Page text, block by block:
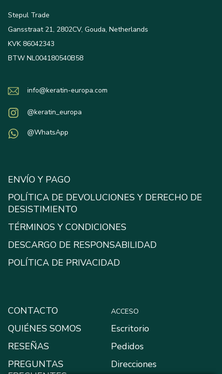
Stepul Trade
Gansstraat 21, 2802CV, Gouda, Netherlands
KVK 86042343
BTW NL004180540B58
info@keratin-europa.com
@keratin_europa
@WhatsApp
ENVÍO Y PAGO
POLÍTICA DE DEVOLUCIONES Y DERECHO DE
DESISTIMIENTO
TÉRMINOS Y CONDICIONES
DESCARGO DE RESPONSABILIDAD
POLÍTICA DE PRIVACIDAD
CONTACTO
QUIÉNES SOMOS
RESEÑAS
PREGUNTAS
ACCESO
Escritorio
Pedidos
Direcciones